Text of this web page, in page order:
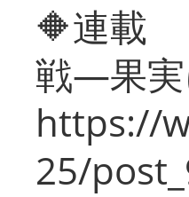
🔶連載
戦―果
https://
25/